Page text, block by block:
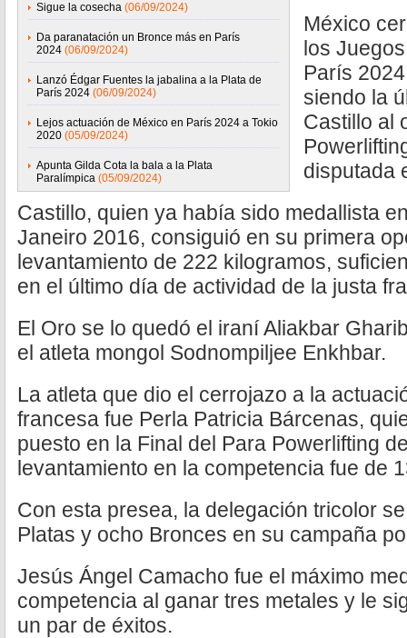
Sigue la cosecha (06/09/2024)
Da paranatación un Bronce más en París
2024 (06/09/2024)
Lanzó Édgar Fuentes la jabalina a la Plata de
París 2024 (06/09/2024)
Lejos actuación de México en París 2024 a Tokio
2020 (05/09/2024)
Apunta Gilda Cota la bala a la Plata
Paralímpica (05/09/2024)
México
los
París
siendo la
Castillo al
disputada
Castillo, quien ya había sido medallista
Janeiro 2016, consiguió en su primera
levantamiento de 222 kilogramos,
en el último día de actividad de la justa
El Oro se lo quedó el iraní Aliakbar
el atleta mongol Sodnompiljee Enkhbar.
La atleta que dio el cerrojazo a la
francesa fue Perla Patricia Bárcenas,
puesto en la Final del Para Powerlifting
levantamiento en la competencia fue de
Con esta presea, la delegación tricolor
Platas y ocho Bronces en su campaña
Jesús Ángel Camacho fue el máximo
competencia al ganar tres metales y le
un par de éxitos.